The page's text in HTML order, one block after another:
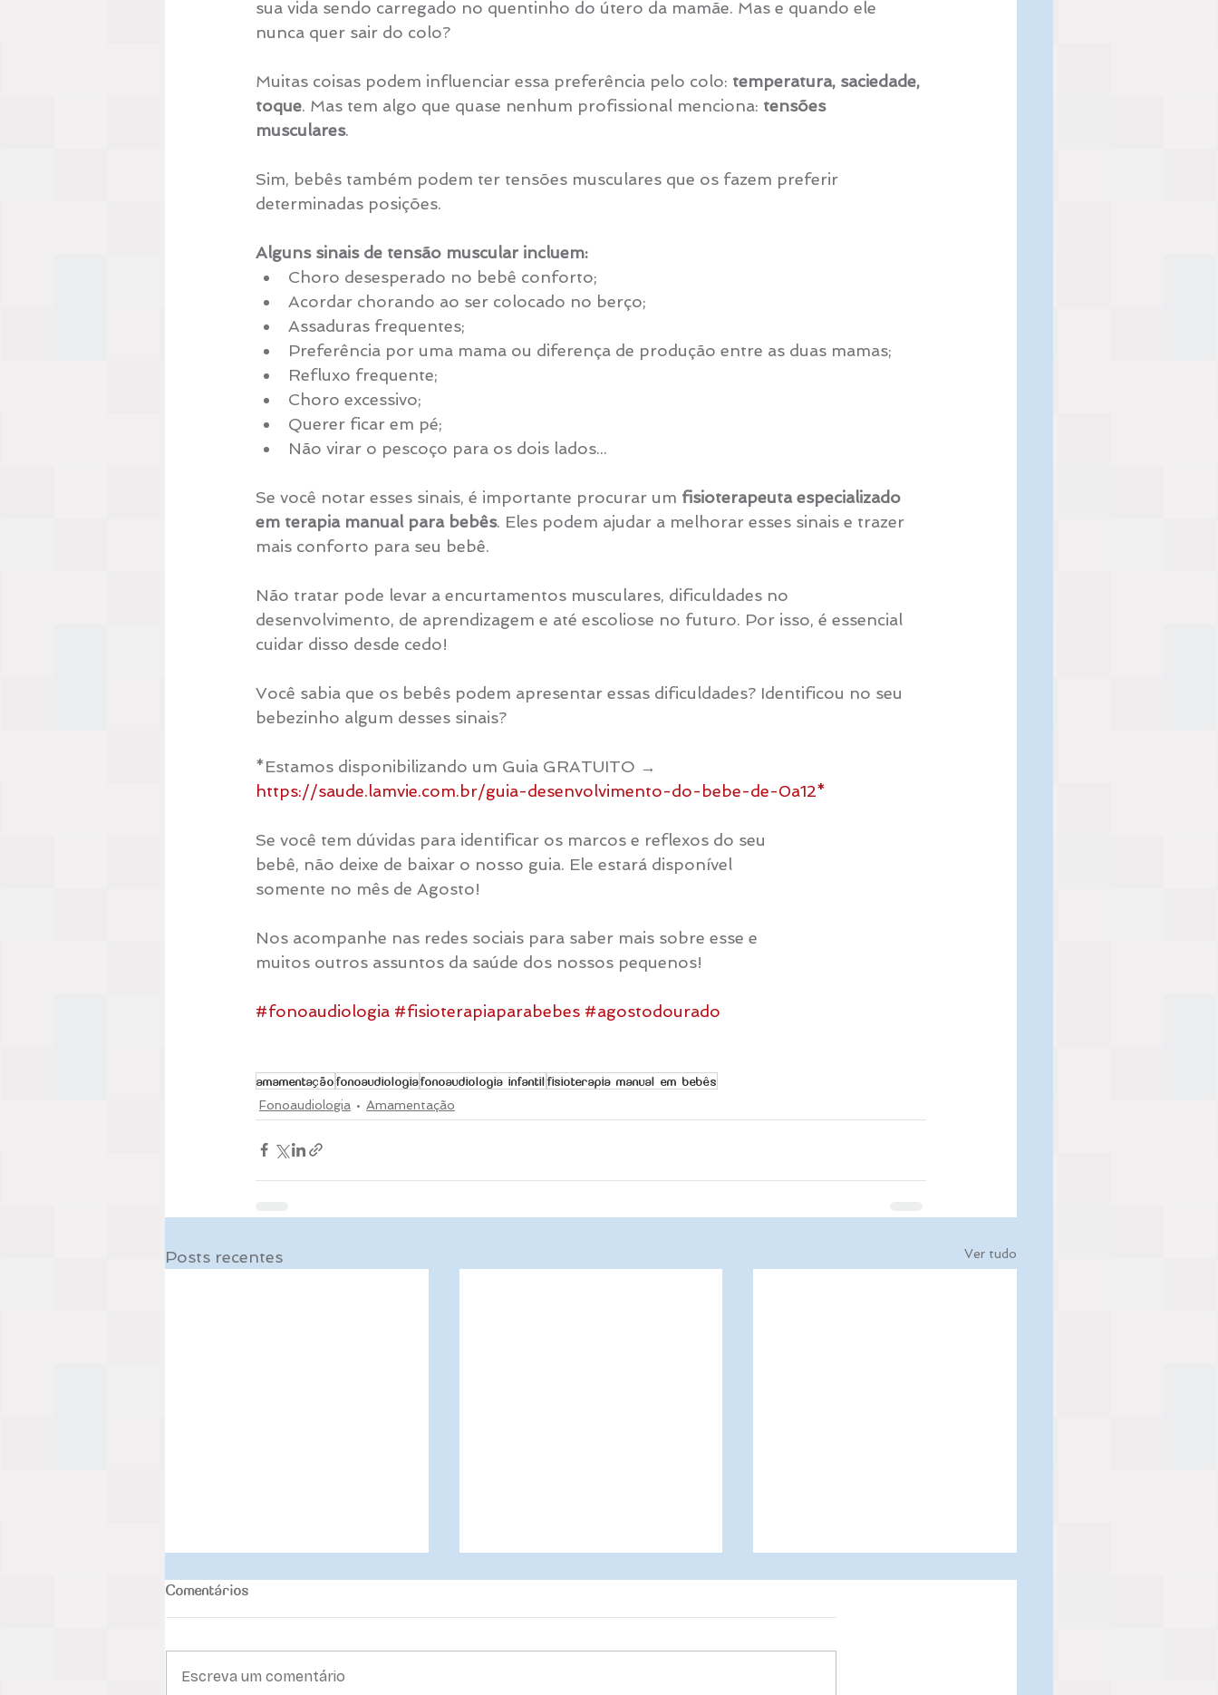
sua vida sendo carregado no quentinho do útero da mamãe. Mas e quando ele
nunca quer sair do colo?
Muitas coisas podem influenciar essa preferência pelo colo: temperatura, saciedade,
toque. Mas tem algo que quase nenhum profissional menciona: tensões
musculares.
Sim, bebês também podem ter tensões musculares que os fazem preferir
determinadas posições.
Alguns sinais de tensão muscular incluem:
Choro desesperado no bebê conforto;
Acordar chorando ao ser colocado no berço;
Assaduras frequentes;
Preferência por uma mama ou diferença de produção entre as duas mamas;
Refluxo frequente;
Choro excessivo;
Querer ficar em pé;
Não virar o pescoço para os dois lados...
Se você notar esses sinais, é importante procurar um fisioterapeuta especializado
em terapia manual para bebês. Eles podem ajudar a melhorar esses sinais e trazer
mais conforto para seu bebê.
Não tratar pode levar a encurtamentos musculares, dificuldades no
desenvolvimento, de aprendizagem e até escoliose no futuro. Por isso, é essencial
cuidar disso desde cedo!
Você sabia que os bebês podem apresentar essas dificuldades? Identificou no seu
bebezinho algum desses sinais?
*Estamos disponibilizando um Guia GRATUITO →
https://saude.lamvie.com.br/guia-desenvolvimento-do-bebe-de-0a12*
Se você tem dúvidas para identificar os marcos e reflexos do seu
bebê, não deixe de baixar o nosso guia. Ele estará disponível
somente no mês de Agosto!
Nos acompanhe nas redes sociais para saber mais sobre esse e
muitos outros assuntos da saúde dos nossos pequenos!
#fonoaudiologia #fisioterapiaparabebes #agostodourado
amamentaçãofonoaudiologiafonoaudiologia infantilfisioterapia manual em bebês
Fonoaudiologia Amamentação
Posts recentes Ver tudo
Comentários
Escreva um comentário